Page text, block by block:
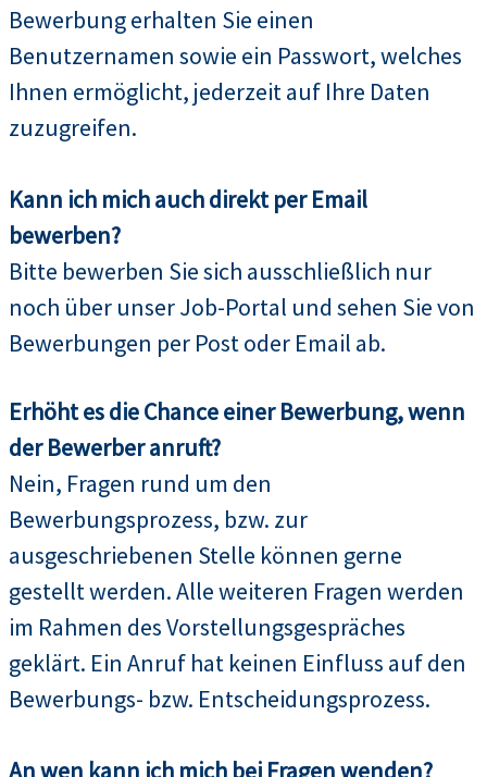
Bewerbung erhalten Sie einen
Benutzernamen sowie ein Passwort, welches
Ihnen ermöglicht, jederzeit auf Ihre Daten
zuzugreifen.
Kann ich mich auch direkt per Email
bewerben?
Bitte bewerben Sie sich ausschließlich nur
noch über unser Job-Portal und sehen Sie von
Bewerbungen per Post oder Email ab.
Erhöht es die Chance einer Bewerbung, wenn
der Bewerber anruft?
Nein, Fragen rund um den
Bewerbungsprozess, bzw. zur
ausgeschriebenen Stelle können gerne
gestellt werden. Alle weiteren Fragen werden
im Rahmen des Vorstellungsgespräches
geklärt. Ein Anruf hat keinen Einfluss auf den
Bewerbungs- bzw. Entscheidungsprozess.
An wen kann ich mich bei Fragen wenden?